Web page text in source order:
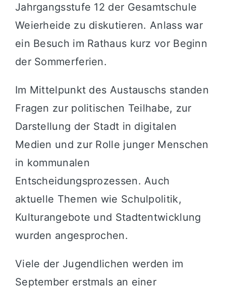
Jahrgangsstufe 12 der Gesamtschule
Weierheide zu diskutieren. Anlass war
ein Besuch im Rathaus kurz vor Beginn
der Sommerferien.
Im Mittelpunkt des Austauschs standen
Fragen zur politischen Teilhabe, zur
Darstellung der Stadt in digitalen
Medien und zur Rolle junger Menschen
in kommunalen
Entscheidungsprozessen. Auch
aktuelle Themen wie Schulpolitik,
Kulturangebote und Stadtentwicklung
wurden angesprochen.
Viele der Jugendlichen werden im
September erstmals an einer